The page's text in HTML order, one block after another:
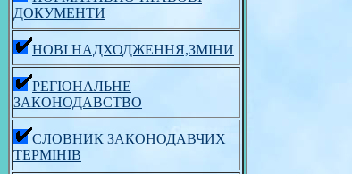
ДОКУМЕНТИ
НОВІ НАДХОДЖЕННЯ,ЗМІНИ
РЕГІОНАЛЬНЕ
ЗАКОНОДАВСТВО
СЛОВНИК ЗАКОНОДАВЧИХ
ТЕРМІНІВ